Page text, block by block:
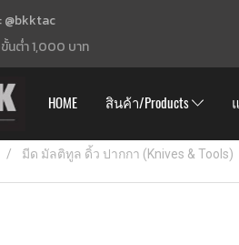
@bkktac
นต่ำ 1,000 บาท
HOME สินค้า/Products
มีด มัลติทูล ดิ้ว ปากกา (Knives & Tools)